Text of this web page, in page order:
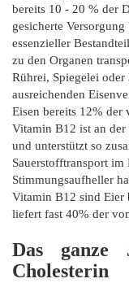
bereits 10 - 20 % der
gesicherte
essenzieller
zu den Organen
Rührei, Spiegelei oder
ausreichenden
Eisen bereits 12% der
Vitamin B12 ist an
und unterstützt so
Sauerstofftransport
Stimmungsaufheller
Vitamin B12 sind Eier
liefert fast 40% der
Das ganze
Cholesterin